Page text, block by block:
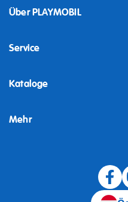
Über PLAYMOBIL
Service
Kataloge
Mehr